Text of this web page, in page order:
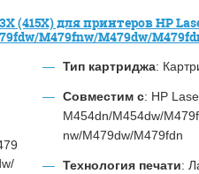
(415X) для принтеров HP
M479fnw/M479dw/
Тип картриджа:
Совместим с: HP
M454dn/M454dw/
nw/M479dw/M479fdn
Технология печати: